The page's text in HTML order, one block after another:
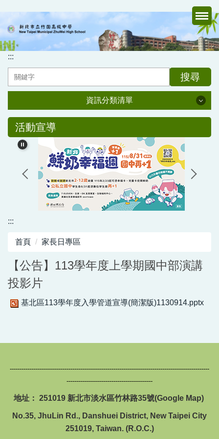
主
要
內
容
:::
搜尋
資訊分類清單
資訊分類清單
認識竹中
行政處室
家長會
媒體報導專區
正常教學專區
會計專區
職業安全衛生專區
活動宣導
:::
首頁 家長日專區
【公告】113學年度上學期國中部演講
投影片
基北區113學年度入學管道宣導(簡潔版)1130914.pptx
------------------------------------------------------------------------------------------------------
--------------------------------------------
地址： 251019 新北市淡水區竹林路35號(Google Map)
No.35, JhuLin Rd., Danshuei District, New Taipei City
251019, Taiwan. (R.O.C.)